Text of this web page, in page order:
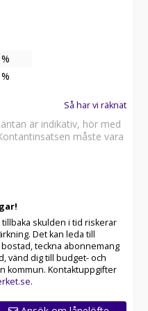
%
Så har vi räknat
är indikativ, hör med
måste vara
skulden i tid riskerar
Det kan leda till
teckna abonnemang
vänd dig till budget- och
kommun. Kontaktuppgifter
.